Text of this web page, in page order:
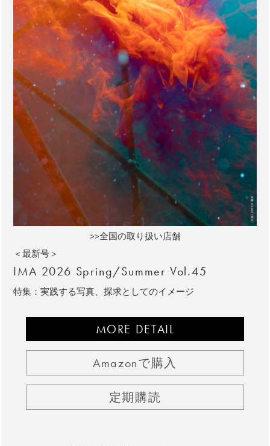
>>全国の取り扱い店舗
＜最新号＞
IMA 2026 Spring/Summer Vol.45
特集：実践する写真、探求としてのイメージ
MORE DETAIL
Amazonで購入
定期購読